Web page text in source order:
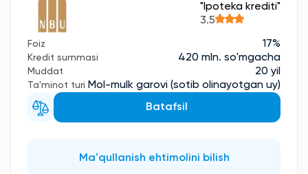
"Ipoteka krediti"
3.5
Foiz 17%
Kredit summasi 420 mln. so'mgacha
Muddat 20 yil
Ta'minot turi Mol-mulk garovi (sotib olinayotgan uy)
Batafsil
Ma'qullanish ehtimolini bilish